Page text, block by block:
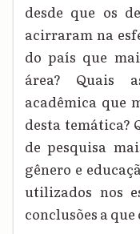
desde que os
acirraram na
do país que
área? Quais
acadêmica que
desta temática?
de pesquisa
gênero e
utilizados nos
conclusões a